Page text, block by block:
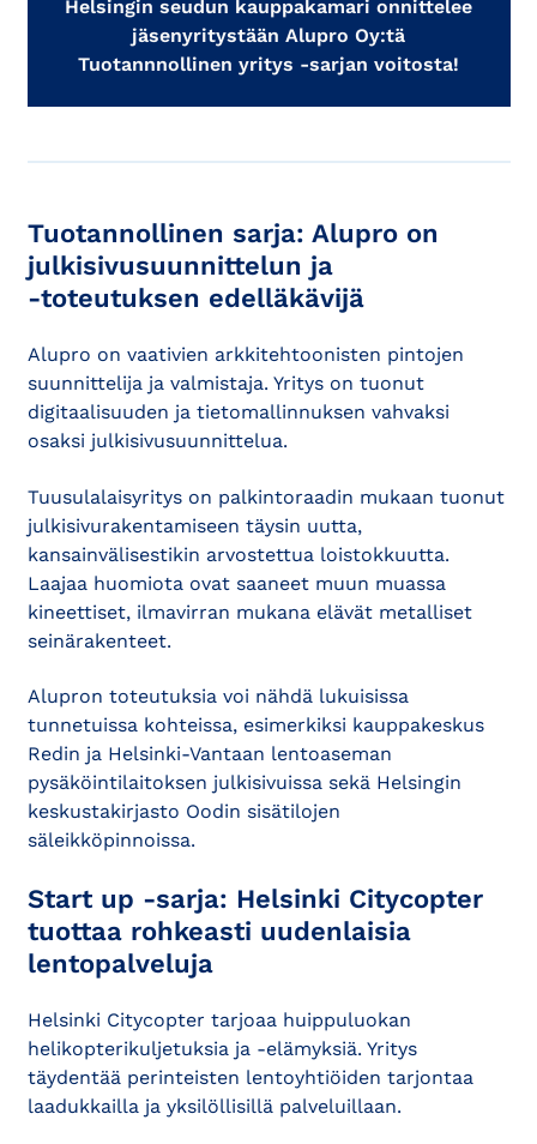
Helsingin seudun kauppakamari onnittelee
jäsenyritystään Alupro Oy:tä
Tuotannnollinen yritys -sarjan voitosta!
Tuotannollinen sarja: Alupro on
julkisivusuunnittelun ja
-toteutuksen edelläkävijä
Alupro on vaativien arkkitehtoonisten pintojen
suunnittelija ja valmistaja. Yritys on tuonut
digitaalisuuden ja tietomallinnuksen vahvaksi
osaksi julkisivusuunnittelua.
Tuusulalaisyritys on palkintoraadin mukaan tuonut
julkisivurakentamiseen täysin uutta,
kansainvälisestikin arvostettua loistokkuutta.
Laajaa huomiota ovat saaneet muun muassa
kineettiset, ilmavirran mukana elävät metalliset
seinärakenteet.
Alupron toteutuksia voi nähdä lukuisissa
tunnetuissa kohteissa, esimerkiksi kauppakeskus
Redin ja Helsinki-Vantaan lentoaseman
pysäköintilaitoksen julkisivuissa sekä Helsingin
keskustakirjasto Oodin sisätilojen
säleikköpinnoissa.
Start up -sarja: Helsinki Citycopter
tuottaa rohkeasti uudenlaisia
lentopalveluja
Helsinki Citycopter tarjoaa huippuluokan
helikopterikuljetuksia ja -elämyksiä. Yritys
täydentää perinteisten lentoyhtiöiden tarjontaa
laadukkailla ja yksilöllisillä palveluillaan.